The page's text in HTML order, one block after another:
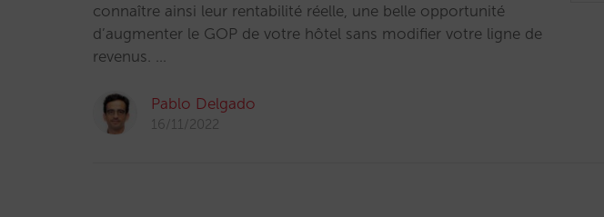
connaître ainsi leur rentabilité réelle, une belle opportunité
d’augmenter le GOP de votre hôtel sans modifier votre ligne de
revenus. …
Pablo Delgado
16/11/2022